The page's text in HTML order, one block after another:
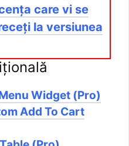
care vi se
la versiunea
Widget (Pro)
Add To Cart